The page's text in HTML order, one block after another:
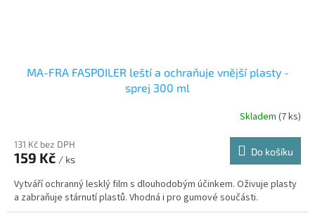
MA-FRA FASPOILER leští a ochraňuje vnější plasty -
sprej 300 ml
Skladem (7 ks)
131 Kč bez DPH
159 Kč / ks
Do košíku
Vytváří ochranný lesklý film s dlouhodobým účinkem. Oživuje plasty
a zabraňuje stárnutí plastů. Vhodná i pro gumové součásti.